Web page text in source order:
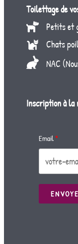
Toilettage de
Petits et
Chats
NAC
Inscription à la
Email